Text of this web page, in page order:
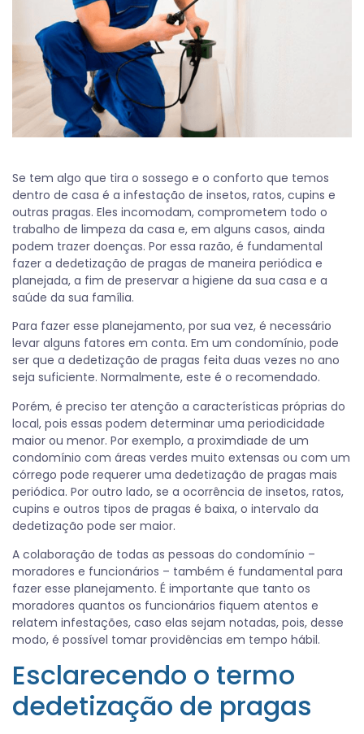
Se tem algo que tira o sossego e o conforto que temos
dentro de casa é a infestação de insetos, ratos, cupins e
outras pragas. Eles incomodam, comprometem todo o
trabalho de limpeza da casa e, em alguns casos, ainda
podem trazer doenças. Por essa razão, é fundamental
fazer a dedetização de pragas de maneira periódica e
planejada, a fim de preservar a higiene da sua casa e a
saúde da sua família.
Para fazer esse planejamento, por sua vez, é necessário
levar alguns fatores em conta. Em um condomínio, pode
ser que a dedetização de pragas feita duas vezes no ano
seja suficiente. Normalmente, este é o recomendado.
Porém, é preciso ter atenção a características próprias do
local, pois essas podem determinar uma periodicidade
maior ou menor. Por exemplo, a proximdiade de um
condomínio com áreas verdes muito extensas ou com um
córrego pode requerer uma dedetização de pragas mais
periódica. Por outro lado, se a ocorrência de insetos, ratos,
cupins e outros tipos de pragas é baixa, o intervalo da
dedetização pode ser maior.
A colaboração de todas as pessoas do condomínio –
moradores e funcionários – também é fundamental para
fazer esse planejamento. É importante que tanto os
moradores quantos os funcionários fiquem atentos e
relatem infestações, caso elas sejam notadas, pois, desse
modo, é possível tomar providências em tempo hábil.
Esclarecendo o termo
dedetização de pragas